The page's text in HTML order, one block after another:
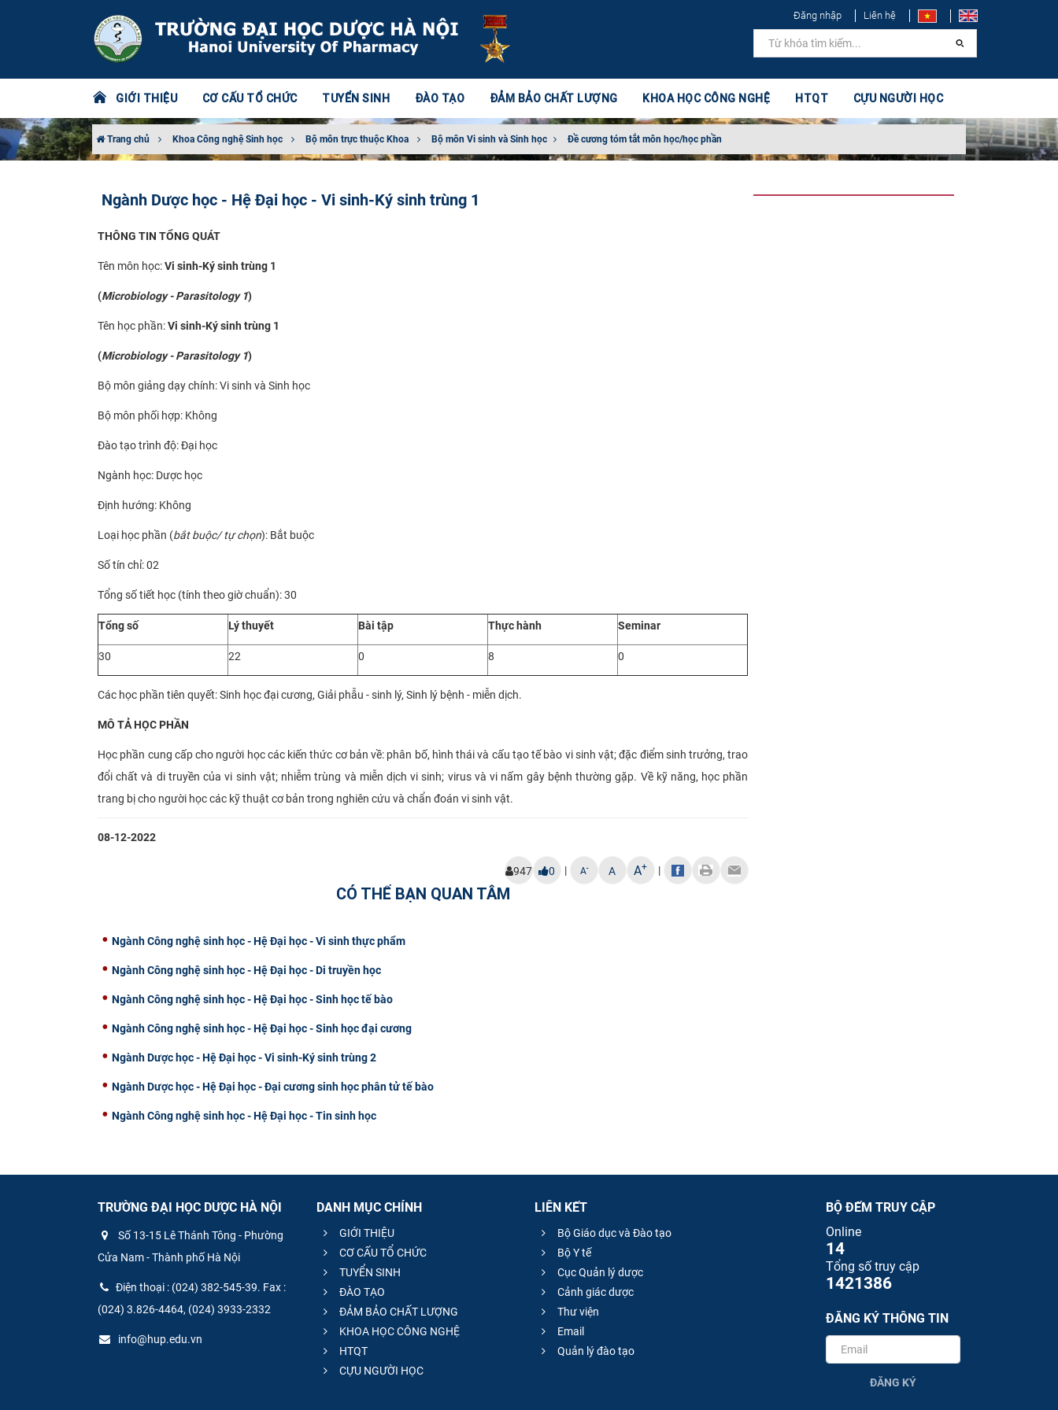
Đăng nhập Liên hệ
GIỚI THIỆU CƠ CẤU TỔ CHỨC TUYỂN SINH ĐÀO TẠO ĐẢM BẢO CHẤT LƯỢNG KHOA HỌC CÔNG NGHỆ HTQT CỰU NGƯỜI HỌC
Trang chủ Khoa Công nghệ Sinh học Bộ môn trực thuộc Khoa Bộ môn Vi​ sinh và Sinh học Đề cương tóm tắt môn học/học phần
Ngành Dược học - Hệ Đại học - Vi sinh-Ký sinh trùng 1
THÔNG TIN TỔNG QUÁT
Tên môn học:Vi sinh-Ký sinh trùng 1
(Microbiology - Parasitology 1)
Tên học phần:Vi sinh-Ký sinh trùng 1
(Microbiology - Parasitology 1)
Bộ môn giảng dạy chính: Vi sinh và Sinh học
Bộ môn phối hợp: Không
Đào tạo trình độ: Đại học
Ngành học: Dược học
Định hướng: Không
Loại học phần (bắt buộc/ tự chọn): Bắt buộc
Số tín chỉ: 02
Tổng số tiết học (tính theo giờ chuẩn): 30
Tổng số Lý thuyết Bài tập Thực hành Seminar
30 22 0 8 0
Các học phần tiên quyết: Sinh học đại cương, Giải phẫu - sinh lý, Sinh lý bệnh - miễn dịch.
MÔ TẢ HỌC PHẦN
Học phần cung cấp cho người học các kiến thức cơ bản về: phân bố, hình thái và cấu tạo tế bào vi sinh vật; đặc điểm sinh trưởng, trao
đổi chất và di truyền của vi sinh vật; nhiễm trùng và miễn dịch vi sinh; virus và vi nấm gây bệnh thường gặp. Về kỹ năng, học phần
trang bị cho người học các kỹ thuật cơ bản trong nghiên cứu và chẩn đoán vi sinh vật.
08-12-2022
947 0 | A- A A+ |
CÓ THỂ BẠN QUAN TÂM
Ngành Công nghệ sinh học - Hệ Đại học - Vi sinh thực phẩm
Ngành Công nghệ sinh học - Hệ Đại học - Di truyền học
Ngành Công nghệ sinh học - Hệ Đại học - Sinh học tế bào
Ngành Công nghệ sinh học - Hệ Đại học - Sinh học đại cương
Ngành Dược học - Hệ Đại học - Vi sinh-Ký sinh trùng 2
Ngành Dược học - Hệ Đại học - Đại cương sinh học phân tử tế bào
Ngành Công nghệ sinh học - Hệ Đại học - Tin sinh học
TRƯỜNG ĐẠI HỌC DƯỢC HÀ NỘI
Số 13-15 Lê Thánh Tông - Phường
Cửa Nam - Thành phố Hà Nội
Điện thoại : (024) 382-545-39. Fax :
(024) 3.826-4464, (024) 3933-2332
info@hup.edu.vn
DANH MỤC CHÍNH
GIỚI THIỆU
CƠ CẤU TỔ CHỨC
TUYỂN SINH
ĐÀO TẠO
ĐẢM BẢO CHẤT LƯỢNG
KHOA HỌC CÔNG NGHỆ
HTQT
CỰU NGƯỜI HỌC
LIÊN KẾT
Bộ Giáo dục và Đào tạo
Bộ Y tế
Cục Quản lý dược
Cảnh giác dược
Thư viện
Email
Quản lý đào tạo
BỘ ĐẾM TRUY CẬP
Online
14
Tổng số truy cập
1421386
ĐĂNG KÝ THÔNG TIN
ĐĂNG KÝ